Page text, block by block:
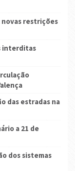
novas restrições
interditas
das estradas na
a 21 de
dos sistemas